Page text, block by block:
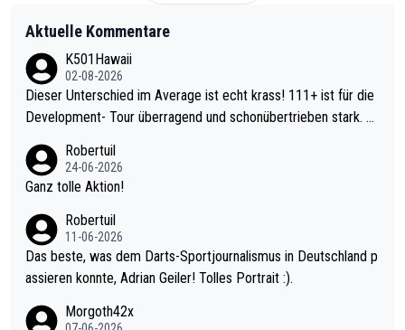
Aktuelle Kommentare
K501Hawaii
02-08-2026
Dieser Unterschied im Average ist echt krass! 111+ ist für die
Development- Tour überragend und schonübertrieben stark. U
mal 40+ erst recht. Da gewinnst keinen Blumentopf - ist ja noc
h krasser wie ein Pokalspiel eines Kreisligisten vs einem Bund
Robertuil
24-06-2026
Ganz tolle Aktion!
Robertuil
11-06-2026
Das beste, was dem Darts-Sportjournalismus in Deutschland p
assieren konnte, Adrian Geiler! Tolles Portrait :).
Morgoth42x